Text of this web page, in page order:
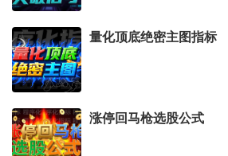
量化顶底绝密主图指标
涨停回马枪选股公式